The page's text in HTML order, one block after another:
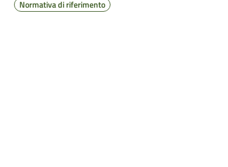
Normativa di riferimento